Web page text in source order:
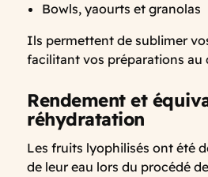
Bowls, yaourts et granolas
Ils permettent de sublimer
facilitant vos préparations au
Rendement et
réhydratation
Les fruits lyophilisés ont été
de leur eau lors du procédé